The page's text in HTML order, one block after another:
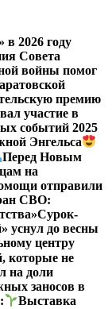
в 2026 году
Совета
войны помог
премию
участие в
событий 2025
Энгельса
Перед Новым
на
отправили
СВО:
Сурок-
уснул до весны
центру
которые не
на доли
заносов в
Выставка